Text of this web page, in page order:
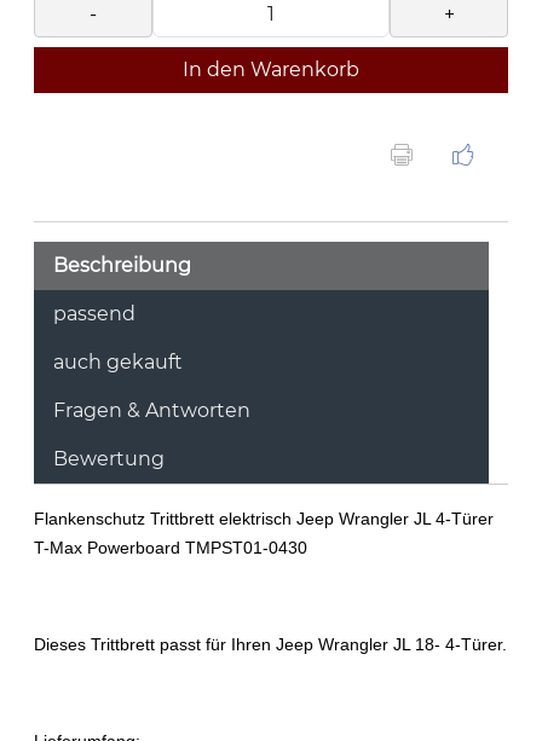
- +
In den Warenkorb
Beschreibung
passend
auch gekauft
Fragen & Antworten
Bewertung
Flankenschutz Trittbrett elektrisch Jeep Wrangler JL 4-Türer
T-Max Powerboard TMPST01-0430
Dieses Trittbrett passt für Ihren Jeep Wrangler JL 18- 4-Türer.